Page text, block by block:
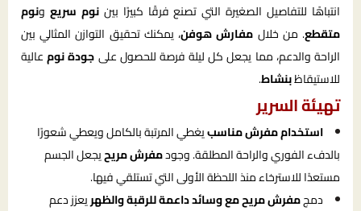
انتباهًا للتفاصيل الصغيرة التي تصنع فرقًا كبيرًا بيننوم سريع ونوم
متقطع. من خلال مفارش هوفن، يمكنك تحقيق التوازن المثالي بين
الراحة والدعم، مما يجعل كل ليلة فرصة للحصول علىجودة نومعالية
للاستيقاظبنشاط.
تهيئة السرير
استخدام مفرش مناسبيغطي المرتبة بالكامل ويعطي شعورًا
بالدفء الفوري والراحة المطلقة. وجودمفرش مريحيجعل الجسم
مستعدًا للاسترخاء منذ اللحظة الأولى التي تستلقي فيها.
دمجمفرش مريح مع وسائد داعمة للرقبة والظهريعزز دعم